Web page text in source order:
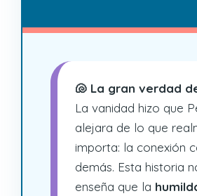
🐚 La gran verdad
La vanidad hizo que
alejara de lo que
importa: la conexión
demás. Esta historia
enseña que la